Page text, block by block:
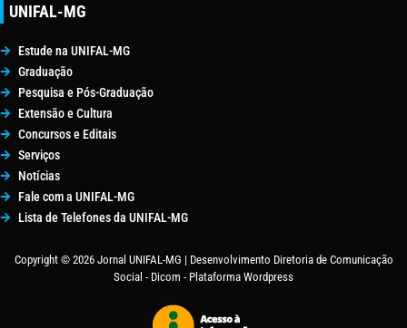
UNIFAL-MG
Estude na UNIFAL-MG
Graduação
Pesquisa e Pós-Graduação
Extensão e Cultura
Concursos e Editais
Serviços
Notícias
Fale com a UNIFAL-MG
Lista de Telefones da UNIFAL-MG
Copyright © 2026 Jornal UNIFAL-MG | Desenvolvimento Diretoria de Comunicação
Social - Dicom - Plataforma Wordpress